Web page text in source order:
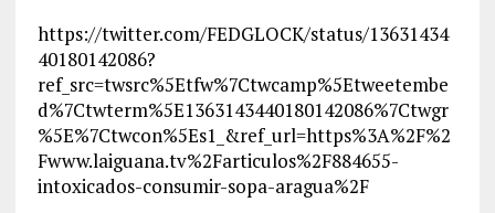
https://twitter.com/FEDGLOCK/status/13631434
40180142086?
ref_src=twsrc%5Etfw%7Ctwcamp%5Etweetembe
d%7Ctwterm%5E1363143440180142086%7Ctwgr
%5E%7Ctwcon%5Es1_&ref_url=https%3A%2F%2
Fwww.laiguana.tv%2Farticulos%2F884655-
intoxicados-consumir-sopa-aragua%2F